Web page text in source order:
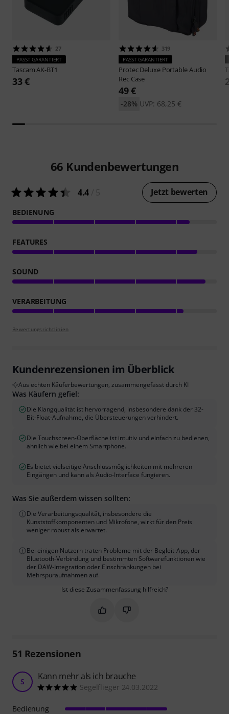
27
PASST GARANTIERT
TascamAK-BT1
33 €
319
PASST GARANTIERT
ProtecDeluxe Portable Audio
Rec Case
49 €
UVP: 68,25 €
-28%
66 Kundenbewertungen
4.4 Jetzt bewerten
BEDIENUNG
FEATURES
SOUND
VERARBEITUNG
Bewertungsrichtlinien
Kundenrezensionen im Überblick
Aus echten Käuferbewertungen, zusammengefasst durch KI
Was Käufern gefiel:
Die Klangqualität ist hervorragend, insbesondere dank der 32-
Bit-Float-Aufnahme, die Übersteuerungen verhindert.
Die Touchscreen-Oberfläche ist intuitiv und einfach zu bedienen,
ähnlich wie bei einem Smartphone.
Es bietet vielseitige Anschlussmöglichkeiten mit mehreren
Eingängen und kann als Audio-Interface fungieren.
Was Sie außerdem wissen sollten:
Die Verarbeitungsqualität, insbesondere die
Kunststoffkomponenten und Mikrofone, wirkt für den Preis
weniger robust als erwartet.
Bei einigen Nutzern traten Probleme mit der Begleit-App, der
Bluetooth-Verbindung und bestimmten Softwarefunktionen wie
der DAW-Integration oder Einschränkungen bei
Mehrspuraufnahmen auf.
Ist diese Zusammenfassung hilfreich?
Markieren Sie diese
Markieren Sie diese
51 Rezensionen
S Kann mehr als ich brauche
Segelflieger 24.03.2022
Bedienung